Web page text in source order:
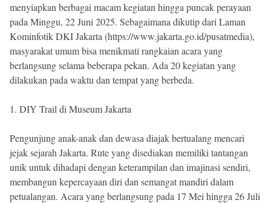
menyiapkan berbagai macam kegiatan hingga puncak perayaan
pada Minggu, 22 Juni 2025. Sebagaimana dikutip dari Laman
Kominfotik DKI Jakarta (https://www.jakarta.go.id/pusatmedia),
masyarakat umum bisa menikmati rangkaian acara yang
berlangsung selama beberapa pekan. Ada 20 kegiatan yang
dilakukan pada waktu dan tempat yang berbeda.
1. DIY Trail di Museum Jakarta
Pengunjung anak-anak dan dewasa diajak bertualang mencari
jejak sejarah Jakarta. Rute yang disediakan memiliki tantangan
unik untuk dihadapi dengan keterampilan dan imajinasi sendiri,
membangun kepercayaan diri dan semangat mandiri dalam
petualangan. Acara yang berlangsung pada 17 Mei hingga 26 Juli